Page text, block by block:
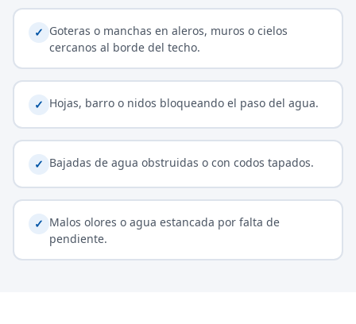
✓ Goteras o manchas en aleros, muros o cielos
cercanos al borde del techo.
✓ Hojas, barro o nidos bloqueando el paso del agua.
✓ Bajadas de agua obstruidas o con codos tapados.
✓ Malos olores o agua estancada por falta de
pendiente.